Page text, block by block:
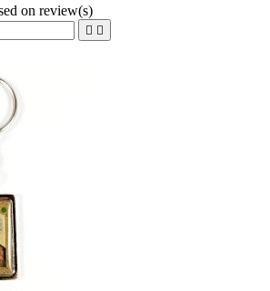
on review(s)
 